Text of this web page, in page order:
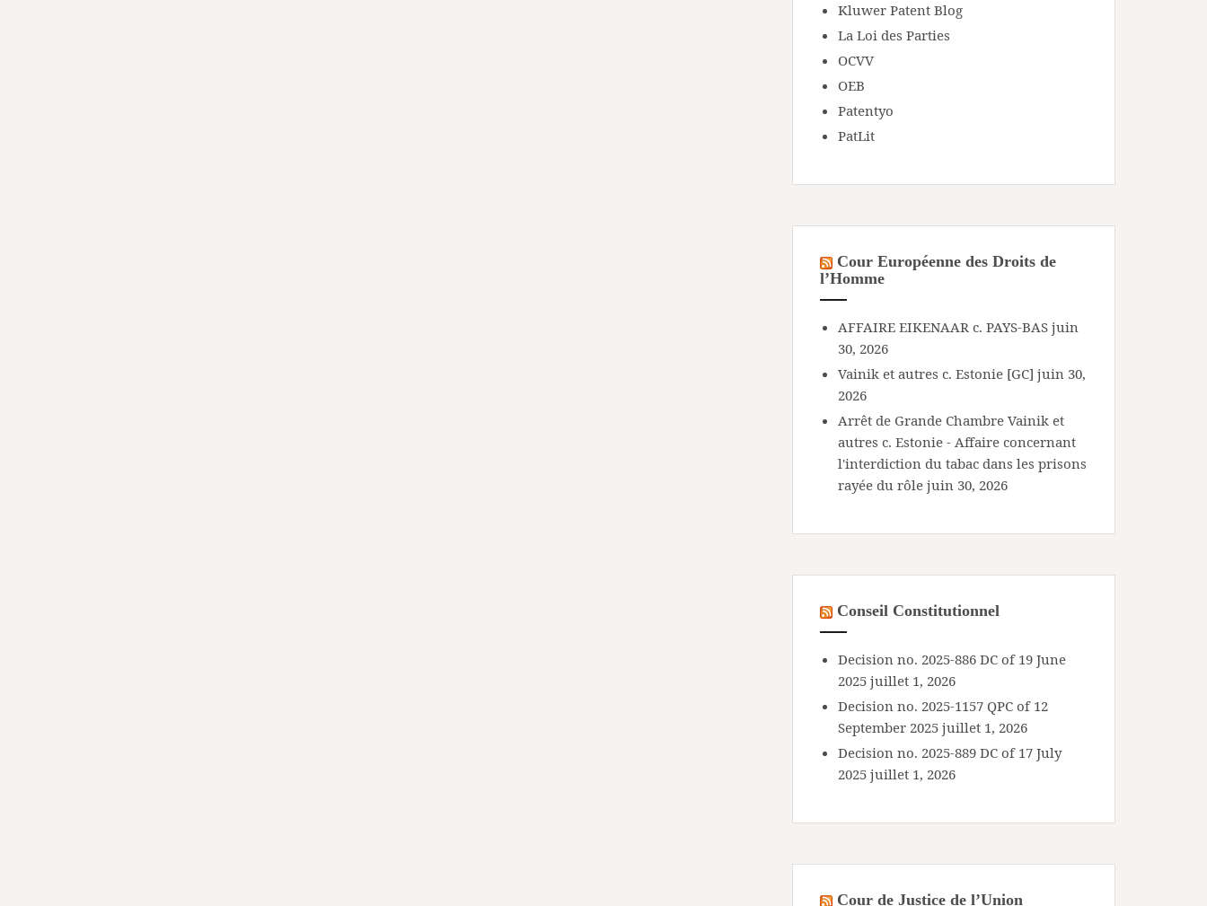
Kluwer Patent Blog
La Loi des Parties
OCVV
OEB
Patentyo
PatLit
Cour Européenne des Droits de
l’Homme
AFFAIRE EIKENAAR c. PAYS-BAS juin
30, 2026
Vainik et autres c. Estonie [GC] juin 30,
2026
Arrêt de Grande Chambre Vainik et
autres c. Estonie - Affaire concernant
l'interdiction du tabac dans les prisons
rayée du rôle juin 30, 2026
Conseil Constitutionnel
Decision no. 2025-886 DC of 19 June
2025 juillet 1, 2026
Decision no. 2025-1157 QPC of 12
September 2025 juillet 1, 2026
Decision no. 2025-889 DC of 17 July
2025 juillet 1, 2026
Cour de Justice de l’Union